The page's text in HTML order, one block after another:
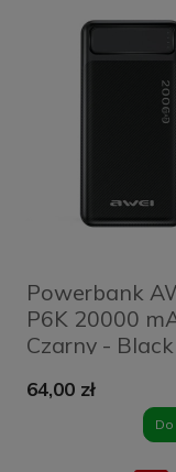
Powerbank
P6K 20000
Czarny - Black
64,00 zł